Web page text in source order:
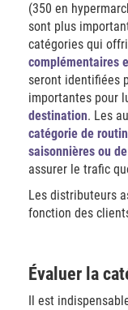
(350 en
sont plus
catégories qui
complémentaires
seront identifiées
importantes pour
destination. Les
catégorie de
saisonnières ou
assurer le trafic
Les distributeurs
fonction des
Évaluer la
Il est